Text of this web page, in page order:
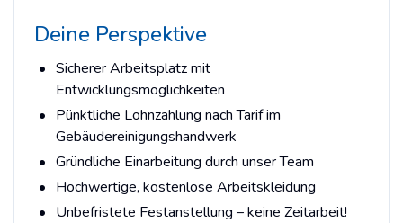
Deine Perspektive
Sicherer Arbeitsplatz mit
Entwicklungsmöglichkeiten
Pünktliche Lohnzahlung nach Tarif im
Gebäudereinigungshandwerk
Gründliche Einarbeitung durch unser Team
Hochwertige, kostenlose Arbeitskleidung
Unbefristete Festanstellung – keine Zeitarbeit!